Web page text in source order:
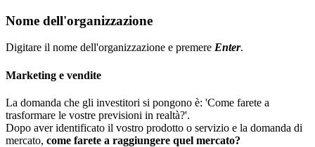
Nome dell'organizzazione
Digitare il nome dell'organizzazione e premere Enter.
Marketing e vendite
La domanda che gli investitori si pongono è: 'Come farete a
trasformare le vostre previsioni in realtà?'.
Dopo aver identificato il vostro prodotto o servizio e la domanda di
mercato, come farete a raggiungere quel mercato?